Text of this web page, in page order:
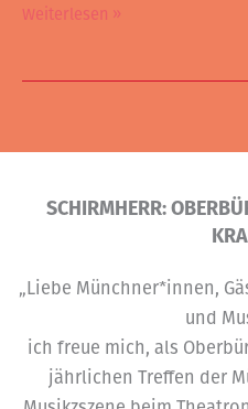
Weiterlesen »
SCHIRMHERR:
„Liebe Münchner*innen,
und
ich freue mich, als
jährlichen Treffen der